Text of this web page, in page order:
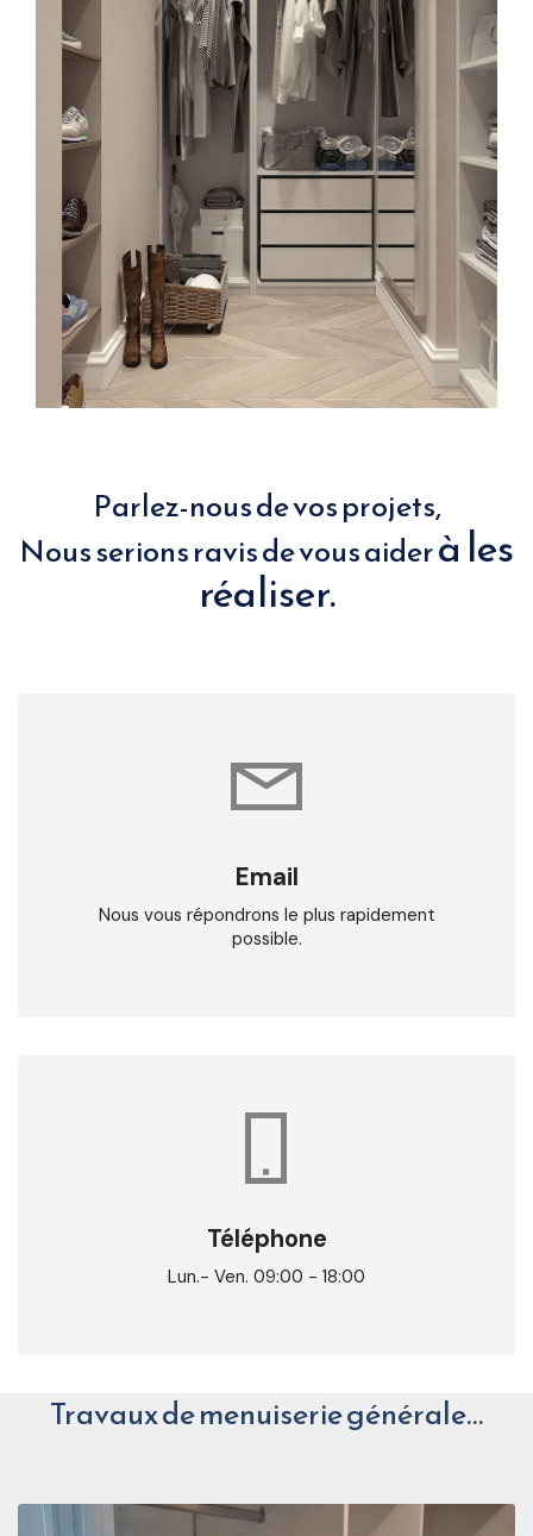
Parlez-nous de vos projets,
Nous serions ravis de vous aiderà les
réaliser.
Email
Nous vous répondrons le plus rapidement
possible.
Téléphone
Lun.- Ven. 09:00 - 18:00
Travaux de menuiserie générale…